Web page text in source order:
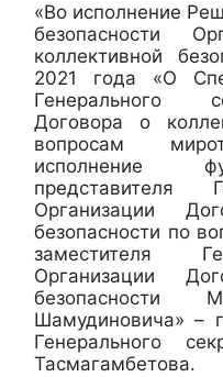
«Во исполнение
безопасности
коллективной
2021 года «О
Генерального
Договора о
вопросам
исполнение
представителя
Организации
безопасности по
заместителя
Организации
безопасности
Шамудиновича» –
Генерального
Тасмагамбетова.